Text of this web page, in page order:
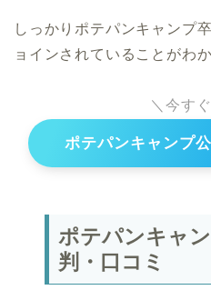
しっかりポテパンキャンプ
ョインされていることがわ
＼今す
ポテパンキャンプ
ポテパンキャ
判・口コミ